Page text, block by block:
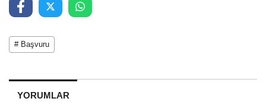
# Başvuru
YORUMLAR